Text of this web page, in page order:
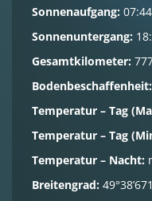
Sonnenaufgang: 07:44
Sonnenuntergang:
Gesamtkilometer:
Bodenbeschaffenheit:
Temperatur – Tag
Temperatur – Tag
Temperatur – Nacht:
Breitengrad: